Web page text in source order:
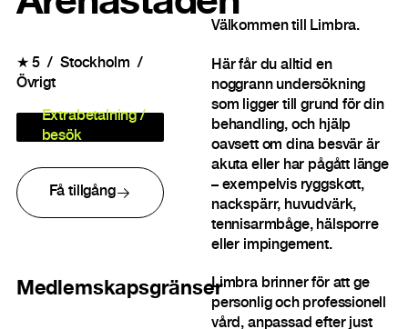
★5
Stockholm
Övrigt
Extrabetalning /
besök
Få tillgång
Medlemskapsgränser
Välkommen till Limbra.
Här får du alltid en
noggrann undersökning
som ligger till grund för din
behandling, och hjälp
oavsett om dina besvär är
akuta eller har pågått länge
– exempelvis ryggskott,
nackspärr, huvudvärk,
tennisarmbåge, hälsporre
eller impingement.
Limbra brinner för att ge
personlig och professionell
vård, anpassad efter just